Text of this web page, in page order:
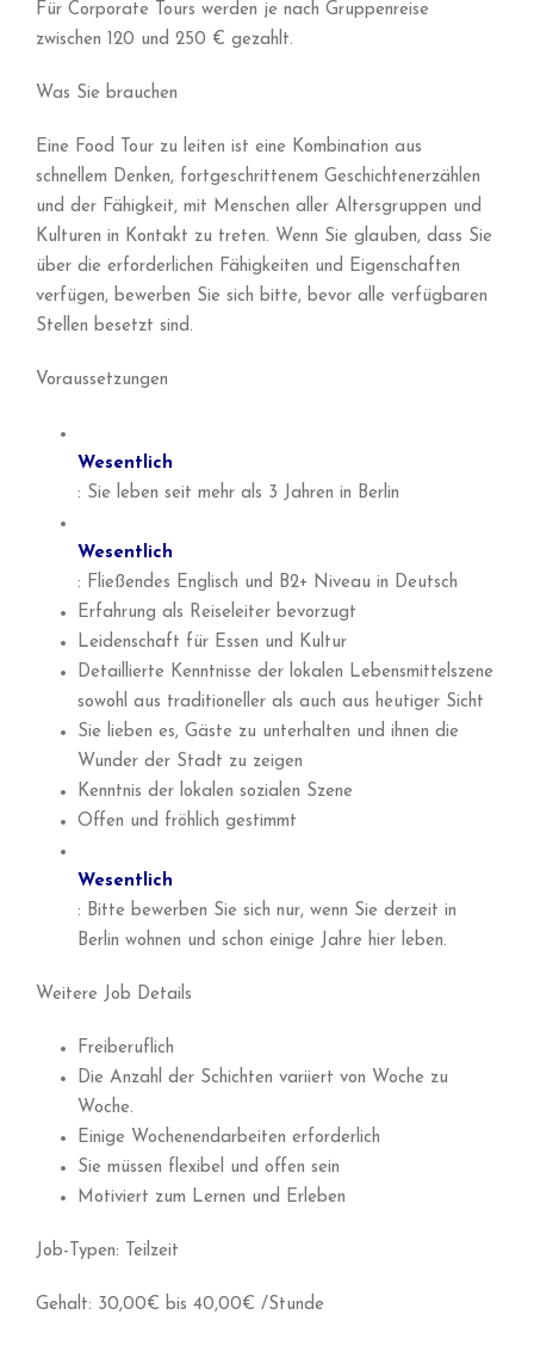
Für Corporate Tours werden je nach Gruppenreise
zwischen 120 und 250 € gezahlt.
Was Sie brauchen
Eine Food Tour zu leiten ist eine Kombination aus
schnellem Denken, fortgeschrittenem Geschichtenerzählen
und der Fähigkeit, mit Menschen aller Altersgruppen und
Kulturen in Kontakt zu treten. Wenn Sie glauben, dass Sie
über die erforderlichen Fähigkeiten und Eigenschaften
verfügen, bewerben Sie sich bitte, bevor alle verfügbaren
Stellen besetzt sind.
Voraussetzungen
Wesentlich
: Sie leben seit mehr als 3 Jahren in Berlin
Wesentlich
: Fließendes Englisch und B2+ Niveau in Deutsch
Erfahrung als Reiseleiter bevorzugt
Leidenschaft für Essen und Kultur
Detaillierte Kenntnisse der lokalen Lebensmittelszene
sowohl aus traditioneller als auch aus heutiger Sicht
Sie lieben es, Gäste zu unterhalten und ihnen die
Wunder der Stadt zu zeigen
Kenntnis der lokalen sozialen Szene
Offen und fröhlich gestimmt
Wesentlich
: Bitte bewerben Sie sich nur, wenn Sie derzeit in
Berlin wohnen und schon einige Jahre hier leben.
Weitere Job Details
Freiberuflich
Die Anzahl der Schichten variiert von Woche zu
Woche.
Einige Wochenendarbeiten erforderlich
Sie müssen flexibel und offen sein
Motiviert zum Lernen und Erleben
Job-Typen: Teilzeit
Gehalt: 30,00€ bis 40,00€ /Stunde